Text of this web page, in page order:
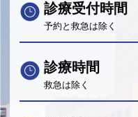
診療受付時間
予約と救急は除く
診療時間
救急は除く